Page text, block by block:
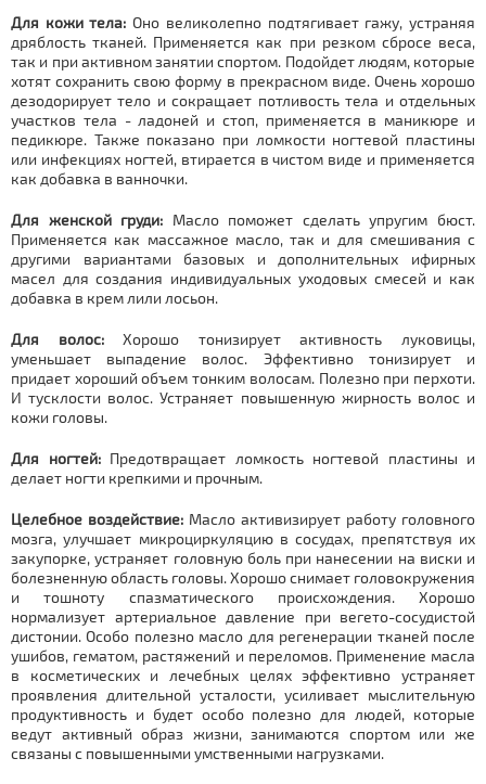
Для кожи тела: Оно великолепно подтягивает гажу, устраняя
дряблость тканей. Применяется как при резком сбросе веса,
так и при активном занятии спортом. Подойдет людям, которые
хотят сохранить свою форму в прекрасном виде. Очень хорошо
дезодорирует тело и сокращает потливость тела и отдельных
участков тела - ладоней и стоп, применяется в маникюре и
педикюре. Также показано при ломкости ногтевой пластины
или инфекциях ногтей, втирается в чистом виде и применяется
как добавка в ванночки.
Для женской груди: Масло поможет сделать упругим бюст.
Применяется как массажное масло, так и для смешивания с
другими вариантами базовых и дополнительных ифирных
масел для создания индивидуальных уходовых смесей и как
добавка в крем лили лосьон.
Для волос:Хорошо тонизирует активность луковицы,
уменьшает выпадение волос. Эффективно тонизирует и
придает хороший объем тонким волосам. Полезно при перхоти.
И тусклости волос. Устраняет повышенную жирность волос и
кожи головы.
Для ногтей:Предотвращает ломкость ногтевой пластины и
делает ногти крепкими и прочным.
Целебное воздействие: Масло активизирует работу головного
мозга, улучшает микроциркуляцию в сосудах, препятствуя их
закупорке, устраняет головную боль при нанесении на виски и
болезненную область головы. Хорошо снимает головокружения
и тошноту спазматического происхождения. Хорошо
нормализует артериальное давление при вегето-сосудистой
дистонии. Особо полезно масло для регенерации тканей после
ушибов, гематом, растяжений и переломов. Применение масла
в косметических и лечебных целях эффективно устраняет
проявления длительной усталости, усиливает мыслительную
продуктивность и будет особо полезно для людей, которые
ведут активный образ жизни, занимаются спортом или же
связаны с повышенными умственными нагрузками.